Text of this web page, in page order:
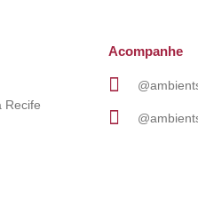
Recife
Acompanhe